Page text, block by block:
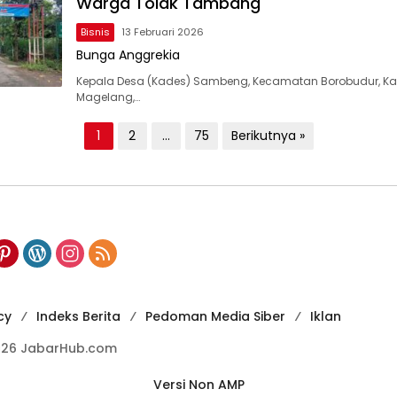
Bisnis 13 Februari 2026
Bunga Anggrekia
Kepala Desa (Kades) Sambeng, Kecamatan Borobudur,
Magelang,…
1 2 … 75 Berikutnya »
Indeks Berita Pedoman Media Siber
Iklan
JabarHub.com
Versi Non AMP